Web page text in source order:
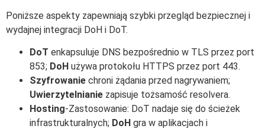
Poniższe aspekty zapewniają szybki przegląd bezpiecznej i
wydajnej integracji DoH i DoT.
DoT enkapsuluje DNS bezpośrednio w TLS przez port
853; DoH używa protokołu HTTPS przez port 443.
Szyfrowanie chroni żądania przed nagrywaniem;
Uwierzytelnianie zapisuje tożsamość resolvera.
Hosting-Zastosowanie: DoT nadaje się do ścieżek
infrastrukturalnych; DoH gra w aplikacjach i